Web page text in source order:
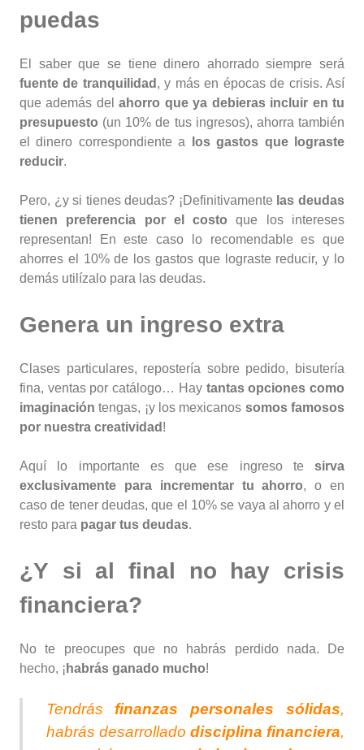
puedas
El saber que se tiene dinero ahorrado siempre será
fuente de tranquilidad , y más en épocas de crisis. Así
que además delahorro que ya debieras incluir en tu
presupuesto (un 10% de tus ingresos), ahorra también
el dinero correspondiente a
los gastos que lograste
reducir.
Pero, ¿y si tienes deudas? ¡Definitivamente las deudas
tienen preferencia por el costo que los intereses
representan! En este caso lo recomendable es que
ahorres el 10% de los gastos que lograste reducir, y lo
demás utilízalo para las deudas.
Genera un ingreso extra
Clases particulares, repostería sobre pedido, bisutería
fina, ventas por catálogo… Hay tantas opciones como
imaginación tengas, ¡y los mexicanos somos famosos
por nuestra creatividad !
Aquí lo importante es que ese ingreso te sirva
exclusivamente para incrementar tu ahorro, o en
caso de tener deudas, que el 10% se vaya al ahorro y el
resto para pagar tus deudas.
¿Y si al final no hay crisis
financiera?
No te preocupes que no habrás perdido nada. De
hecho, ¡ habrás ganado mucho!
Tendrásfinanzas personales sólidas,
habrás desarrollado disciplina financiera,